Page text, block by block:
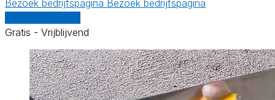
Bezoek bedrijfspagina Bezoek bedrijfspagina
Gratis - Vrijblijvend